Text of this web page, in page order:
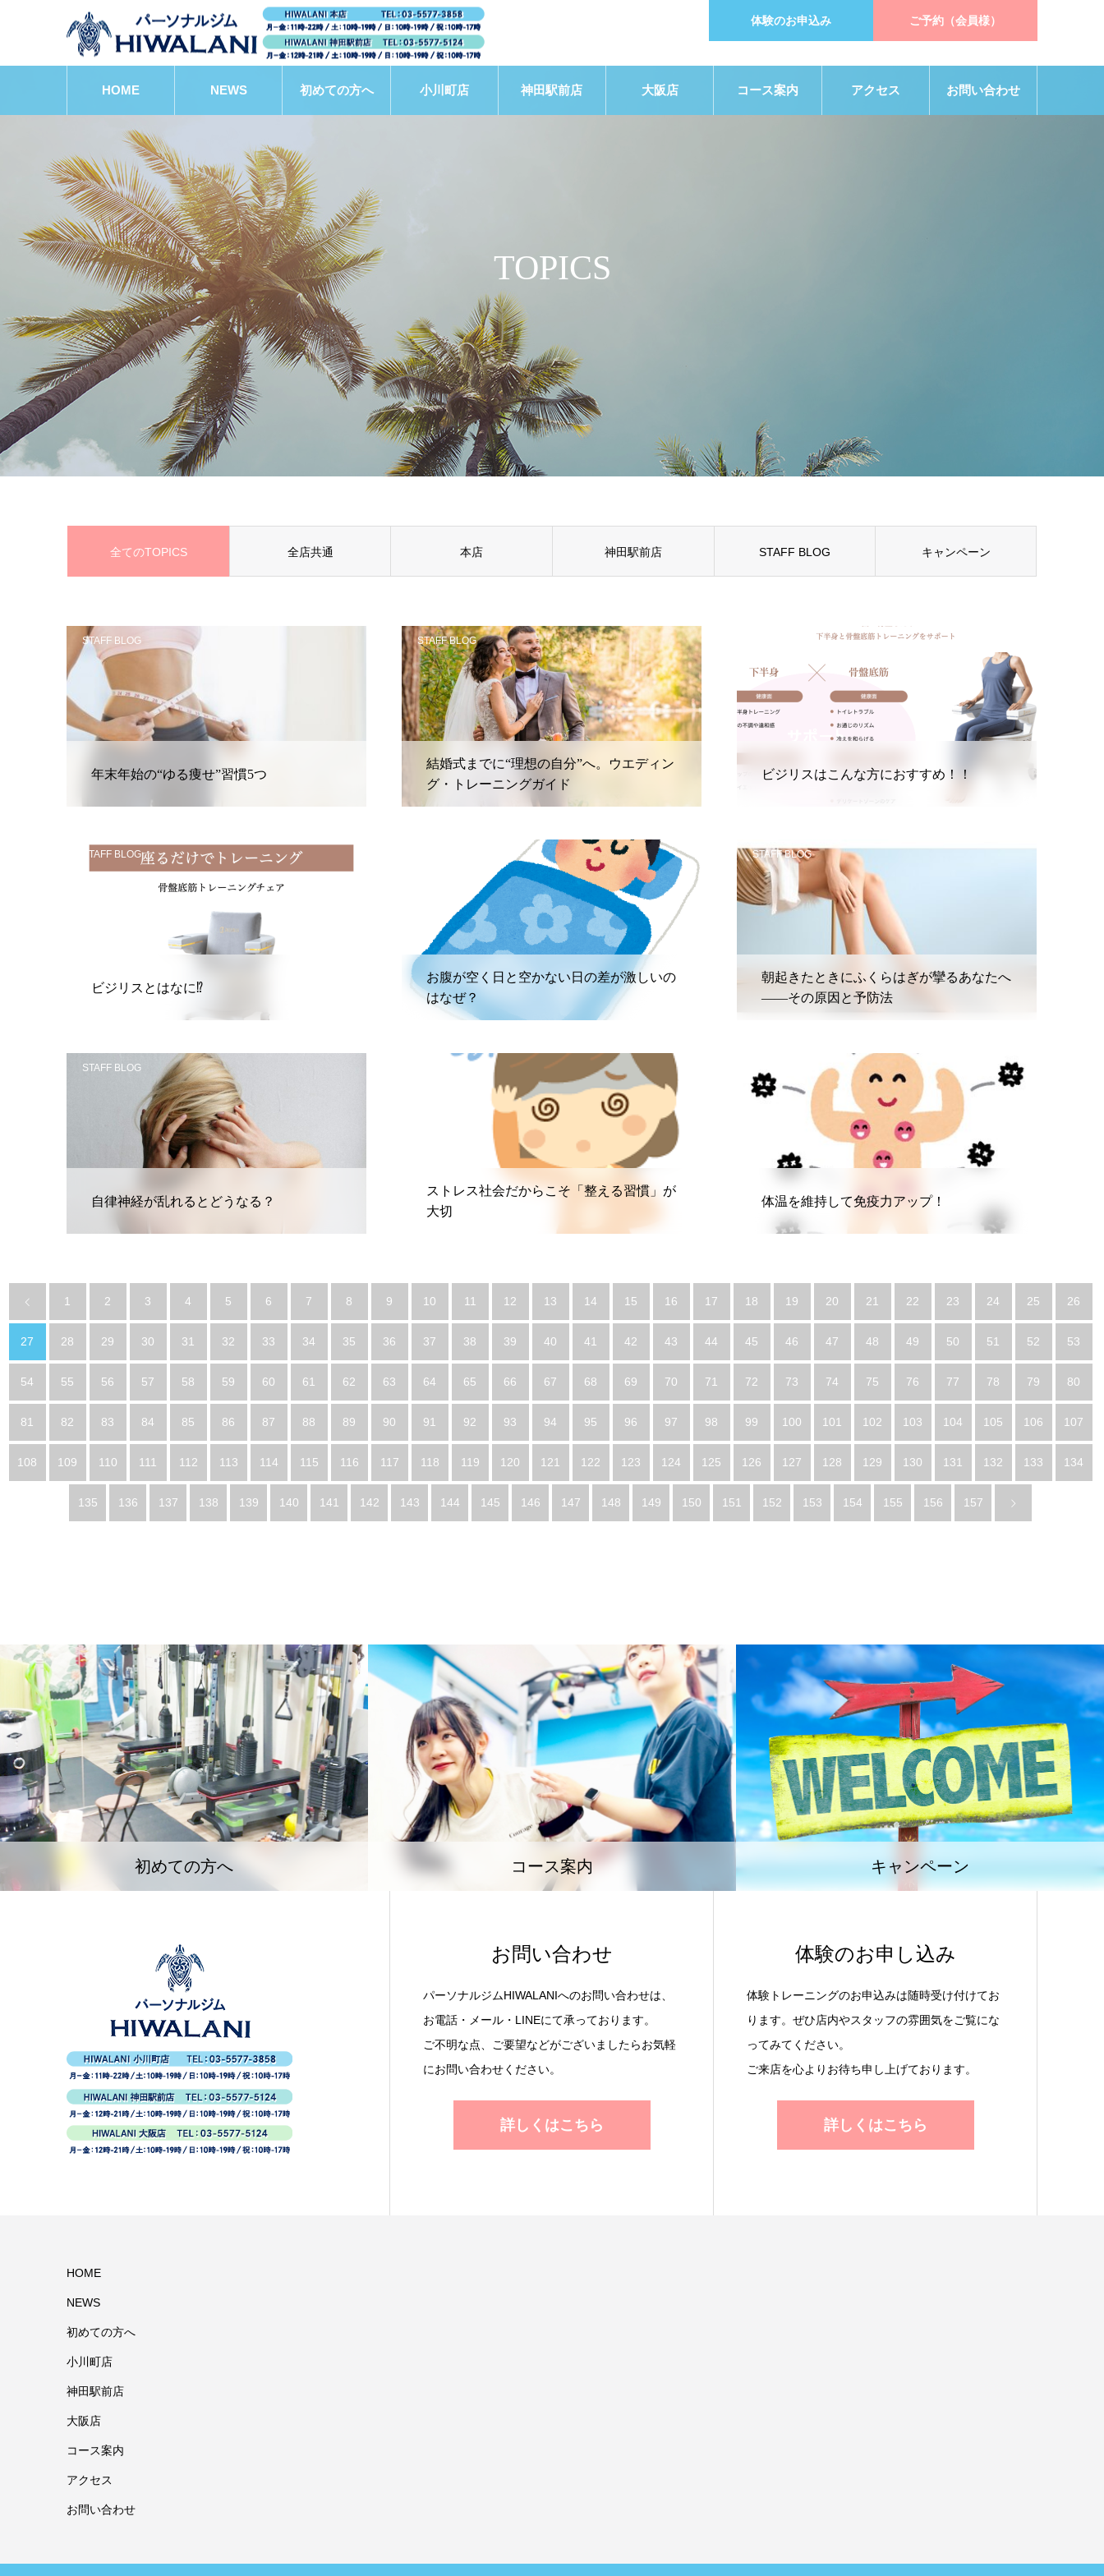
体験のお申込み ご予約（会員様）
HOME NEWS 初めての方へ 小川町店 神田駅前店 大阪店 コース案内 アクセス お問い合わせ
TOPICS
全てのTOPICS 全店共通 本店 神田駅前店 STAFF BLOG キャンペーン
STAFF BLOG
年末年始の“ゆる痩せ”習慣5つ
STAFF BLOG
結婚式までに“理想の自分”へ。ウエディン
グ・トレーニングガイド
ビジリスはこんな方におすすめ！！
STAFF BLOG
ビジリスとはなに⁉
お腹が空く日と空かない日の差が激しいの
はなぜ？
STAFF BLOG
朝起きたときにふくらはぎが攣るあなたへ
――その原因と予防法
STAFF BLOG
自律神経が乱れるとどうなる？
ストレス社会だからこそ「整える習慣」が
大切
体温を維持して免疫力アップ！
1 2 3 4 5 6 7 8 9 10 11 12 13 14 15 16 17 18 19 20 21 22 23 24 25 26
27 28 29 30 31 32 33 34 35 36 37 38 39 40 41 42 43 44 45 46 47 48 49 50 51 52 53
54 55 56 57 58 59 60 61 62 63 64 65 66 67 68 69 70 71 72 73 74 75 76 77 78 79 80
81 82 83 84 85 86 87 88 89 90 91 92 93 94 95 96 97 98 99 100 101 102 103 104 105 106 107
108 109 110 111 112 113 114 115 116 117 118 119 120 121 122 123 124 125 126 127 128 129 130 131 132 133 134
135 136 137 138 139 140 141 142 143 144 145 146 147 148 149 150 151 152 153 154 155 156 157
初めての方へ コース案内 キャンペーン
お問い合わせ
パーソナルジムHIWALANIへのお問い合わせは、
お電話・メール・LINEにて承っております。
ご不明な点、ご要望などがございましたらお気軽
にお問い合わせください。
詳しくはこちら
体験のお申し込み
体験トレーニングのお申込みは随時受け付けてお
ります。ぜひ店内やスタッフの雰囲気をご覧にな
ってみてください。
ご来店を心よりお待ち申し上げております。
詳しくはこちら
HOME
NEWS
初めての方へ
小川町店
神田駅前店
大阪店
コース案内
アクセス
お問い合わせ